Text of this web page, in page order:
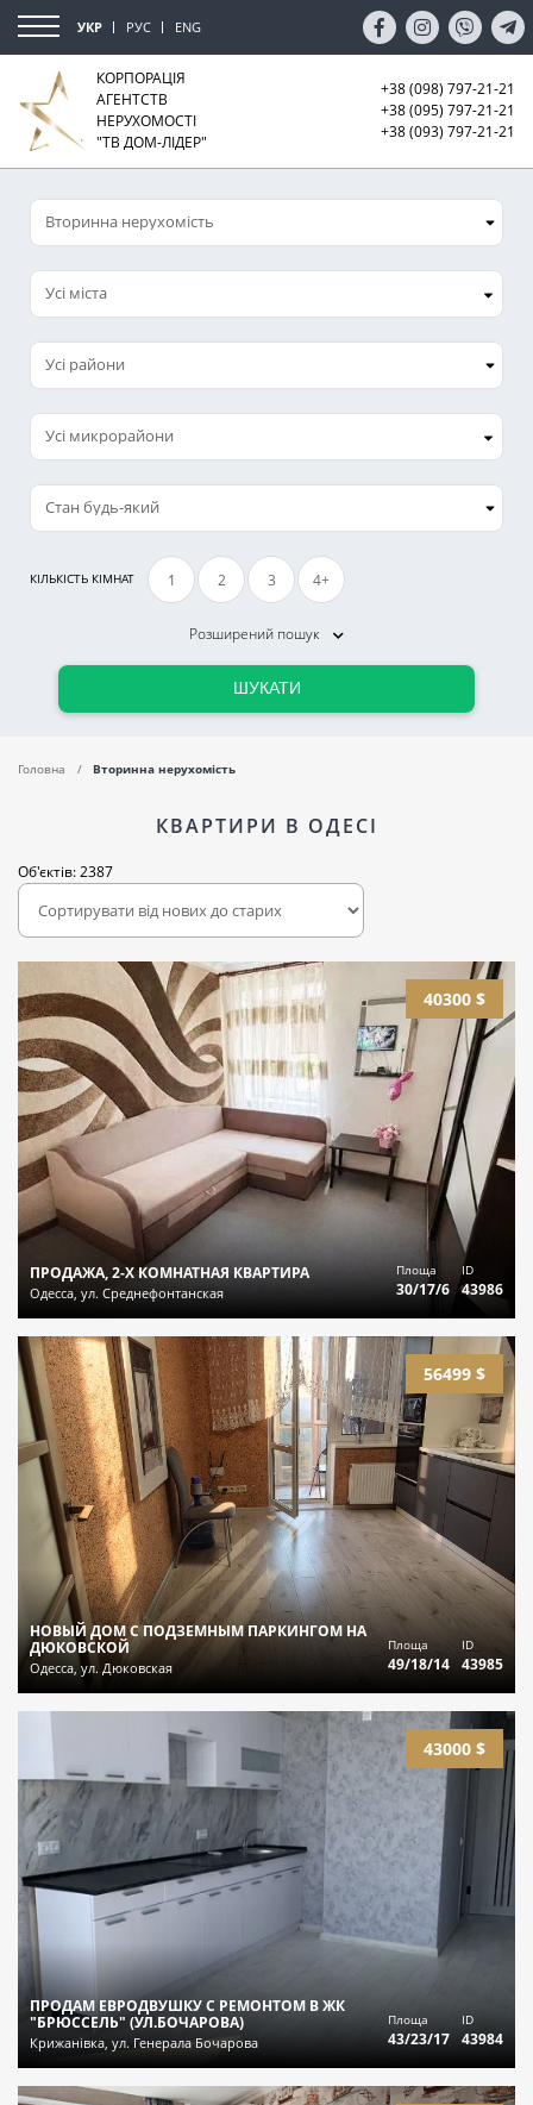
УКР РУС ENG
КОРПОРАЦІЯ
АГЕНТСТВ
НЕРУХОМОСТІ
"ТВ ДОМ-ЛІДЕР"
+38 (098) 797-21-21
+38 (095) 797-21-21
+38 (093) 797-21-21
Усі міста
Усі микрорайони
КІЛЬКІСТЬ КІМНАТ 1 2 3 4+
Розширений пошук
ШУКАТИ
Головна Вторинна нерухомість
КВАРТИРИ В ОДЕСІ
Об'єктів: 2387
40300 $
ПРОДАЖА, 2-Х КОМНАТНАЯ КВАРТИРА
Одесса, ул. Среднефонтанская
Площа
30/17/6
ID
43986
56499 $
НОВЫЙ ДОМ С ПОДЗЕМНЫМ ПАРКИНГОМ НА
ДЮКОВСКОЙ
Одесса, ул. Дюковская
Площа
49/18/14
ID
43985
43000 $
ПРОДАМ ЕВРОДВУШКУ С РЕМОНТОМ В ЖК
"БРЮССЕЛЬ" (УЛ.БОЧАРОВА)
Крижанівка, ул. Генерала Бочарова
Площа
43/23/17
ID
43984